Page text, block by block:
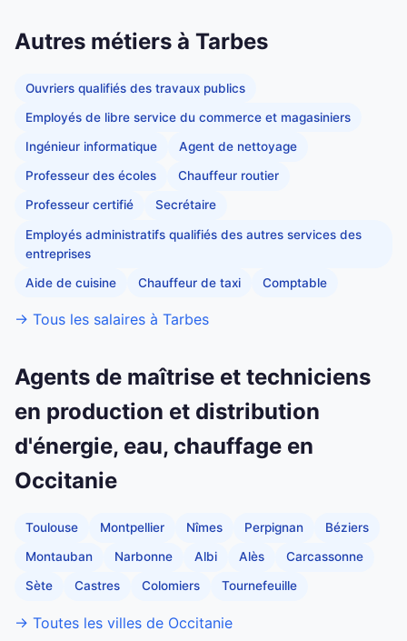
Autres métiers à Tarbes
Ouvriers qualifiés des travaux publics
Employés de libre service du commerce et magasiniers
Ingénieur informatique Agent de nettoyage
Professeur des écoles Chauffeur routier
Professeur certifié Secrétaire
Employés administratifs qualifiés des autres services des
entreprises
Aide de cuisine Chauffeur de taxi Comptable
→ Tous les salaires à Tarbes
Agents de maîtrise et techniciens
en production et distribution
d'énergie, eau, chauffage en
Occitanie
Toulouse Montpellier Nîmes Perpignan Béziers
Montauban Narbonne Albi Alès Carcassonne
Sète Castres Colomiers Tournefeuille
→ Toutes les villes de Occitanie